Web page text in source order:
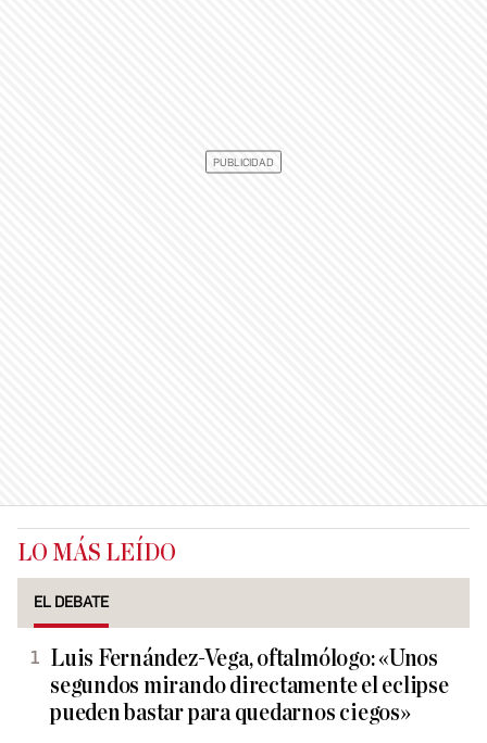
LO MÁS LEÍDO
EL DEBATE
Luis Fernández-Vega, oftalmólogo: «Unos
segundos mirando directamente el eclipse
pueden bastar para quedarnos ciegos»